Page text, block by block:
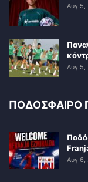
Αυγ 5,
Αυγ 5,
ΠΟΔΟΣΦΑΙΡΟ
Αυγ 6,